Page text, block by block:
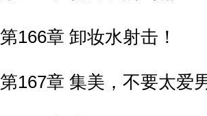
第166章 卸妆水射击！
第167章 集美，不要太爱